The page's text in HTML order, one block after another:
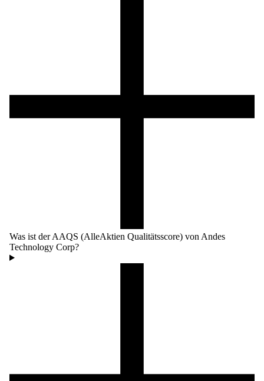
Was ist der AAQS (AlleAktien Qualitätsscore) von Andes
Technology Corp?